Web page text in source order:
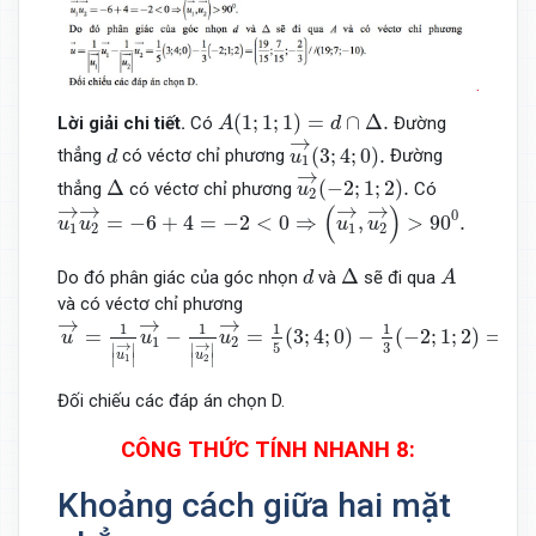
Lời giải chi tiết. Có A(1; 1; 1) = d ∩ Δ.
A(1;1;1 )= Δ.
Đường
thẳng d
dcó véctơ chỉ phương
→
u1 (3;4;0).
u1 3 ;
Đường
thẳng Δ
Δ có véctơ chỉ phương
→
u2 (−2; 1; 2).
u2→ (− 2;1 2 .
Có
→
u1
→
u2 = −6 + 4 = −2 < 0 ⇒ (→
u1 , →
u2 ) > 900.
1 → + 2 0 ⇒ (u 1→ 2 →)>
Do đó phân giác của góc nhọn d
dvà Δ
Δ sẽ đi quaA
A
và có véctơ chỉ phương
→
u =
1
∣
∣
→
u1 ∣
∣
→
u1 −
1
∣
∣
→
u2 ∣
∣
→
u2 =
1
5 (3;4;0) −
1
3 (−2; 1; 2) =
u→= 1|u1→|u 1→−1| → 3
Đối chiếu các đáp án chọn D.
CÔNG THỨC TÍNH NHANH 8:
Khoảng cách giữa hai mặt